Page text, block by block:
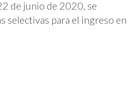
de junio de 2020, se
selectivas para el ingreso en